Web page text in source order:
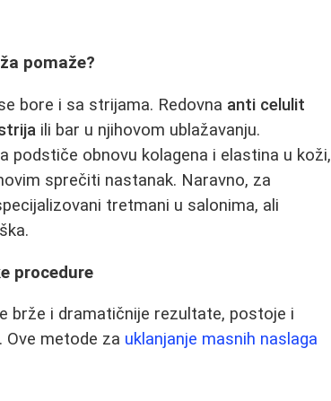
pomaže?
bore i sa strijama. Redovna anti celulit
ili bar u njihovom ublažavanju.
podstiče obnovu kolagena i elastina u koži,
sprečiti nastanak. Naravno, za
tretmani u salonima, ali
procedure
brže i dramatičnije rezultate, postoje i
Ove metode za uklanjanje masnih naslaga